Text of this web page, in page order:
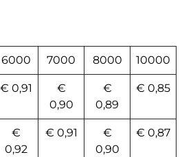
6000 7000 8000 10000
€ 0,91
€
0,90
€
0,89
€ 0,85
€
0,92
€ 0,91
€
0,90
€ 0,87